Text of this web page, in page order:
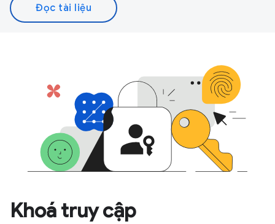
Đọc tài liệu
Khoá truy cập